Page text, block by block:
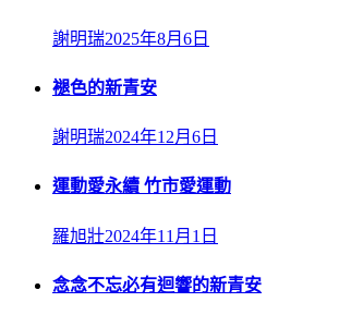
謝明瑞2025年8月6日
褪色的新青安
謝明瑞2024年12月6日
運動愛永續 竹市愛運動
羅旭壯2024年11月1日
念念不忘必有迴響的新青安